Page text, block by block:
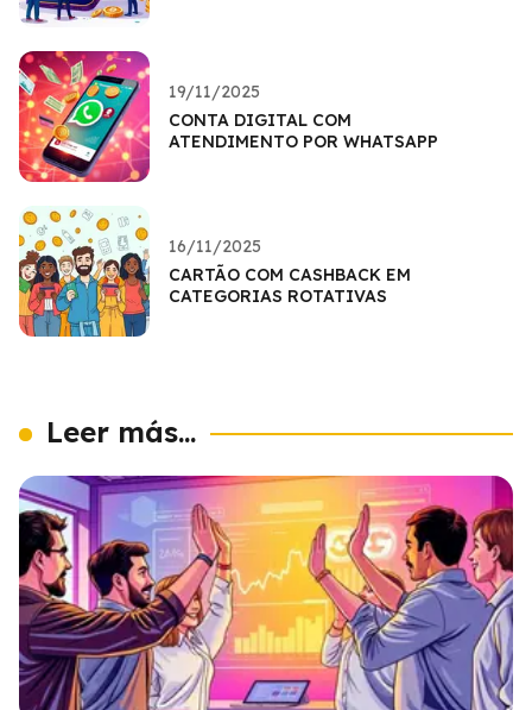
19/11/2025
CONTA DIGITAL COM
ATENDIMENTO POR WHATSAPP
16/11/2025
CARTÃO COM CASHBACK EM
CATEGORIAS ROTATIVAS
Leer más...